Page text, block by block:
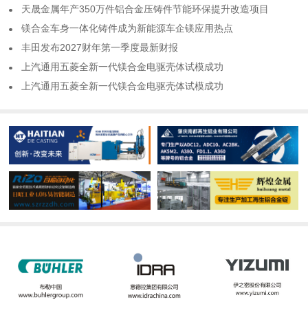
​天晟金属年产350万件铝合金压铸件节能环保提升改造项目
​镁合金车身一体化铸件成为新能源车企镁应用热点
​丰田发布2027财年第一季度最新财报
​上汽通用五菱全新一代镁合金电驱壳体试模成功
​上汽通用五菱全新一代镁合金电驱壳体试模成功